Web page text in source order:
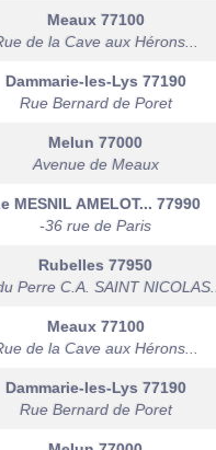
Meaux 77100
de la Cave aux Hérons...
Dammarie-les-Lys 77190
Rue Bernard de Poret
Melun 77000
Avenue de Meaux
MESNIL AMELOT... 77990
-36 rue de Paris
Rubelles 77950
Perre C.A. SAINT NICOLAS...
Meaux 77100
de la Cave aux Hérons...
Dammarie-les-Lys 77190
Rue Bernard de Poret